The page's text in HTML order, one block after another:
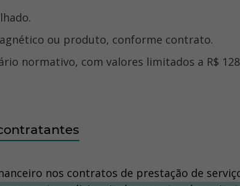
ou produto, conforme contrato.
normativo, com valores limitados a R$
nos contratos de prestação de